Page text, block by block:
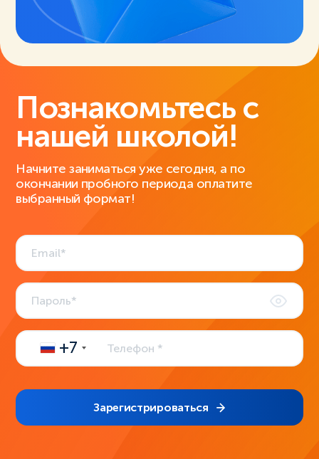
Познакомьтесь с
нашей школой!
Начните заниматься уже сегодня, а по
окончании пробного периода оплатите
выбранный формат!
+7
Зарегистрироваться